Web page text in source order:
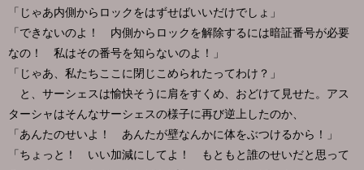
「じゃあ内側からロックをはずせばいいだけでしょ」
「できないのよ！ 内側からロックを解除するには暗証番号が必要
なの！ 私はその番号を知らないのよ！」
「じゃあ、私たちここに閉じこめられたってわけ？」
と、サーシェスは愉快そうに肩をすくめ、おどけて見せた。アス
ターシャはそんなサーシェスの様子に再び逆上したのか、
「あんたのせいよ！ あんたが壁なんかに体をぶつけるから！」
「ちょっと！ いい加減にしてよ！ もともと誰のせいだと思って